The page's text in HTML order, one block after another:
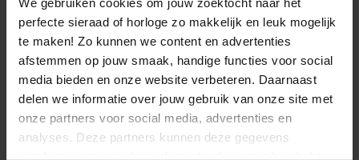
perfecte sieraad of horloge zo makkelijk en leuk mogelijk
te maken! Zo kunnen we content en advertenties
afstemmen op jouw smaak, handige functies voor social
media bieden en onze website verbeteren. Daarnaast
delen we informatie over jouw gebruik van onze site met
onze partners voor social media, advertenties en
analyses. Deze partners kunnen deze gegevens
combineren met andere informatie die je met hen hebt
verkooppunt van PRISMA horloges voor dames.
Prisma horloges bij Juwelierswebshop.nl – GRATIS
verzekerde verzending in Nederland.
Specificaties
Over Prisma Horloges